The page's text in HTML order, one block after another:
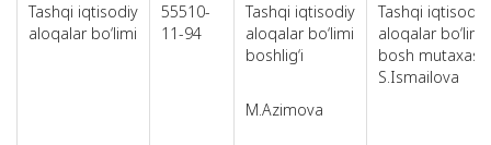
Tashqi iqtisodiy
aloqalar bo‘limi
55510-
11-94
Tashqi iqtisodiy
aloqalar bo‘limi
boshlig‘i
M.Azimova
Tashqi iqtisodiy
aloqalar bo‘limi
bosh
S.Ismailova